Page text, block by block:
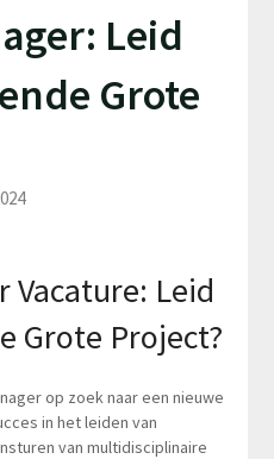
Leid
Grote
Vacature: Leid
Grote Project?
op zoek naar een nieuwe
in het leiden van
van multidisciplinaire